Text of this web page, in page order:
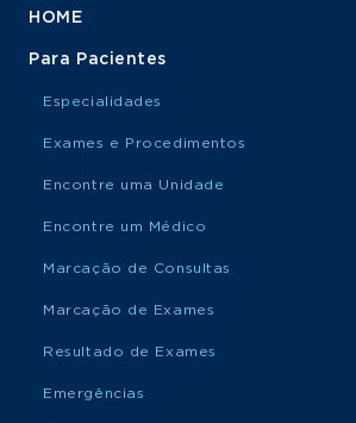
HOME
Para Pacientes
Especialidades
Exames e Procedimentos
Encontre uma Unidade
Encontre um Médico
Marcação de Consultas
Marcação de Exames
Resultado de Exames
Emergências